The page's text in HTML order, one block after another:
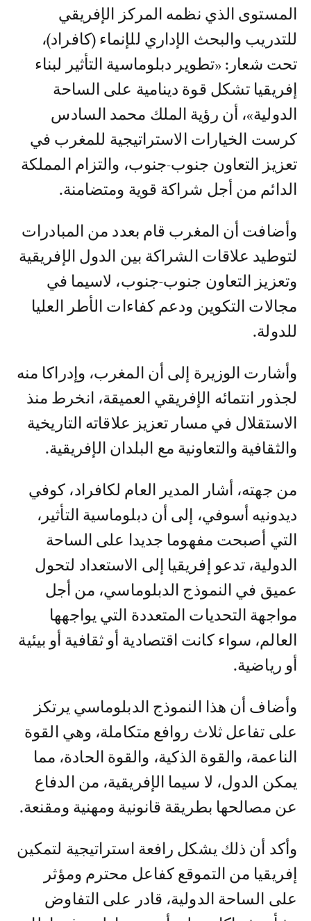
المستوى الذي نظمه المركز الإفريقي
للتدريب والبحث الإداري للإنماء (كافراد)،
تحت شعار: «تطوير دبلوماسية التأثير لبناء
إفريقيا تشكل قوة دينامية على الساحة
الدولية»، أن رؤية الملك محمد السادس
كرست الخيارات الاستراتيجية للمغرب في
تعزيز التعاون جنوب-جنوب، والتزام المملكة
الدائم من أجل شراكة قوية ومتضامنة.
وأضافت أن المغرب قام بعدد من المبادرات
لتوطيد علاقات الشراكة بين الدول الإفريقية
وتعزيز التعاون جنوب-جنوب، لاسيما في
مجالات التكوين ودعم كفاءات الأطر العليا
للدولة.
وأشارت الوزيرة إلى أن المغرب، وإدراكا منه
لجذور انتمائه الإفريقي العميقة، انخرط منذ
الاستقلال في مسار تعزيز علاقاته التاريخية
والثقافية والتعاونية مع البلدان الإفريقية.
من جهته، أشار المدير العام لكافراد، كوفي
ديدونيه أسوفي، إلى أن دبلوماسية التأثير،
التي أصبحت مفهوما جديدا على الساحة
الدولية، تدعو إفريقيا إلى الاستعداد لتحول
عميق في النموذج الدبلوماسي، من أجل
مواجهة التحديات المتعددة التي يواجهها
العالم، سواء كانت اقتصادية أو ثقافية أو بيئية
أو رياضية.
وأضاف أن هذا النموذج الدبلوماسي يرتكز
على تفاعل ثلاث روافع متكاملة، وهي القوة
الناعمة، والقوة الذكية، والقوة الحادة، مما
يمكن الدول، لا سيما الإفريقية، من الدفاع
عن مصالحها بطريقة قانونية ومهنية ومقنعة.
وأكد أن ذلك يشكل رافعة استراتيجية لتمكين
إفريقيا من التموقع كفاعل محترم ومؤثر
على الساحة الدولية، قادر على التفاوض